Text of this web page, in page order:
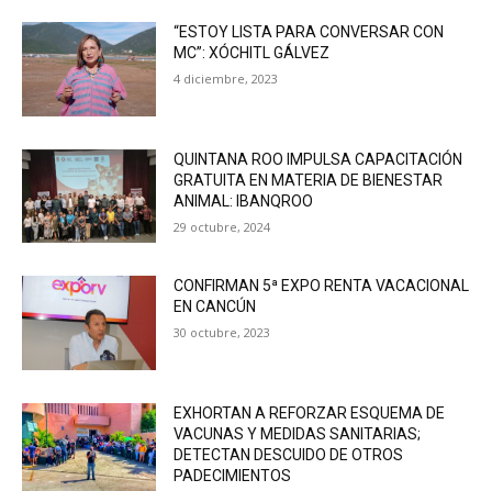
“ESTOY LISTA PARA CONVERSAR CON
MC”: XÓCHITL GÁLVEZ
4 diciembre, 2023
QUINTANA ROO IMPULSA CAPACITACIÓN
GRATUITA EN MATERIA DE BIENESTAR
ANIMAL: IBANQROO
29 octubre, 2024
CONFIRMAN 5ª EXPO RENTA VACACIONAL
EN CANCÚN
30 octubre, 2023
EXHORTAN A REFORZAR ESQUEMA DE
VACUNAS Y MEDIDAS SANITARIAS;
DETECTAN DESCUIDO DE OTROS
PADECIMIENTOS